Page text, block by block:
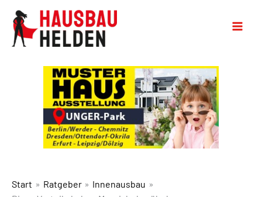
Start Ratgeber
Innenausbau